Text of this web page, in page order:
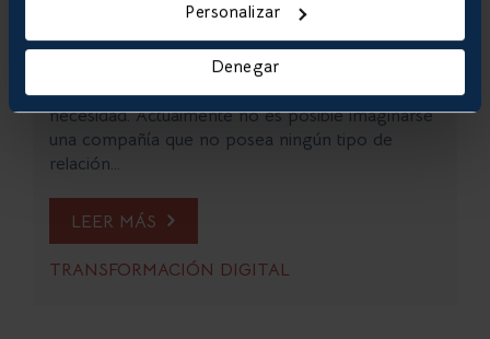
Personalizar
Denegar
La evolución del mundo de los negocios es una
realidad y, si bien es cierto que las pymes tuvieron
mucha reserva al momento de convertirse en
empresas digitales, hoy en día se ha vuelto una
necesidad. Actualmente no es posible imaginarse
una compañía que no posea ningún tipo de
relación...
LEER MÁS
TRANSFORMACIÓN DIGITAL